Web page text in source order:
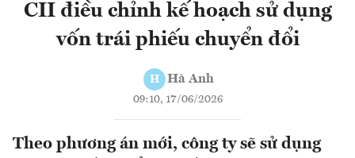
CII điều chỉnh kế hoạch sử dụng
vốn trái phiếu chuyển đổi
H Hà Anh
09:10, 17/06/2026
Theo phương án mới, công ty sẽ sử dụng